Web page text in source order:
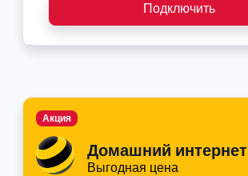
Подключить
Домашний интернет
Выгодная цена
Акция